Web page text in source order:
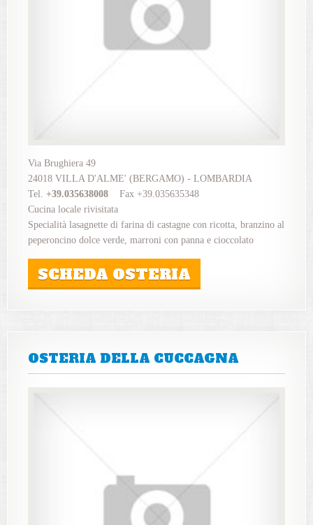
Via Brughiera 49
24018 VILLA D'ALME' (BERGAMO) - LOMBARDIA
Tel. +39.035638008 Fax +39.035635348
Cucina locale rivisitata
Specialità lasagnette di farina di castagne con ricotta, branzino al
peperoncino dolce verde, marroni con panna e cioccolato
SCHEDA OSTERIA
OSTERIA DELLA CUCCAGNA